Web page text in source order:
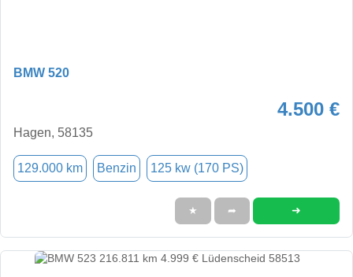
BMW 520
4.500 €
Hagen, 58135
129.000 km Benzin 125 kw (170 PS)
★ ➦ ➜